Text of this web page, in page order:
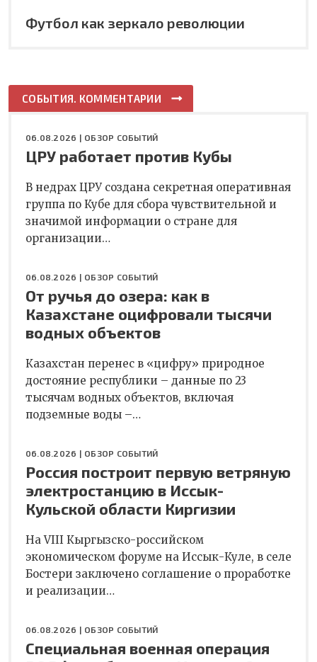
Футбол как зеркало революции
СОБЫТИЯ. КОММЕНТАРИИ
06.08.2026 | ОБЗОР СОБЫТИЙ
ЦРУ работает против Кубы
В недрах ЦРУ создана секретная оперативная
группа по Кубе для сбора чувствительной и
значимой информации о стране для
организации…
06.08.2026 | ОБЗОР СОБЫТИЙ
От ручья до озера: как в
Казахстане оцифровали тысячи
водных объектов
Казахстан перенес в «цифру» природное
достояние республики – данные по 23
тысячам водных объектов, включая
подземные воды –…
06.08.2026 | ОБЗОР СОБЫТИЙ
Россия построит первую ветряную
электростанцию в Иссык-
Кульской области Киргизии
На VIII Кыргызско-российском
экономическом форуме на Иссык-Куле, в селе
Бостери заключено соглашение о проработке
и реализации…
06.08.2026 | ОБЗОР СОБЫТИЙ
Специальная военная операция